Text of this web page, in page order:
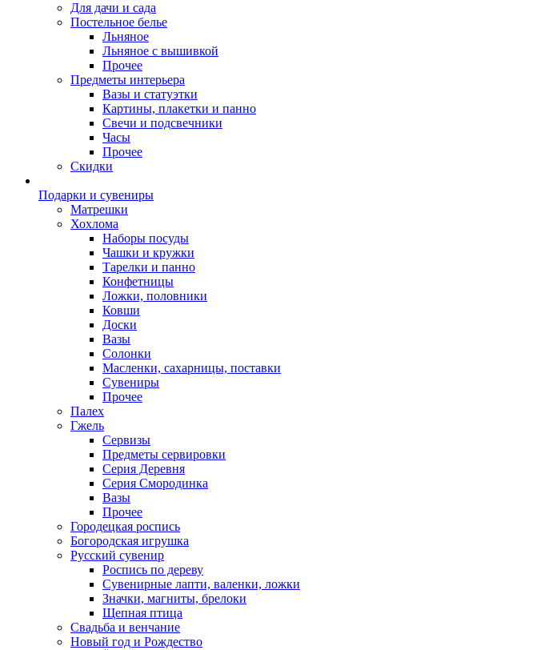
Для дачи и сада
Постельное белье
Льняное
Льняное с вышивкой
Прочее
Предметы интерьера
Вазы и статуэтки
Картины, плакетки и панно
Свечи и подсвечники
Часы
Прочее
Скидки
Подарки и сувениры
Матрешки
Хохлома
Наборы посуды
Чашки и кружки
Тарелки и панно
Конфетницы
Ложки, половники
Ковши
Доски
Вазы
Солонки
Масленки, сахарницы, поставки
Сувениры
Прочее
Палех
Гжель
Сервизы
Предметы сервировки
Серия Деревня
Серия Смородинка
Вазы
Прочее
Городецкая роспись
Богородская игрушка
Русский сувенир
Роспись по дереву
Сувенирные лапти, валенки, ложки
Значки, магниты, брелоки
Щепная птица
Свадьба и венчание
Новый год и Рождество